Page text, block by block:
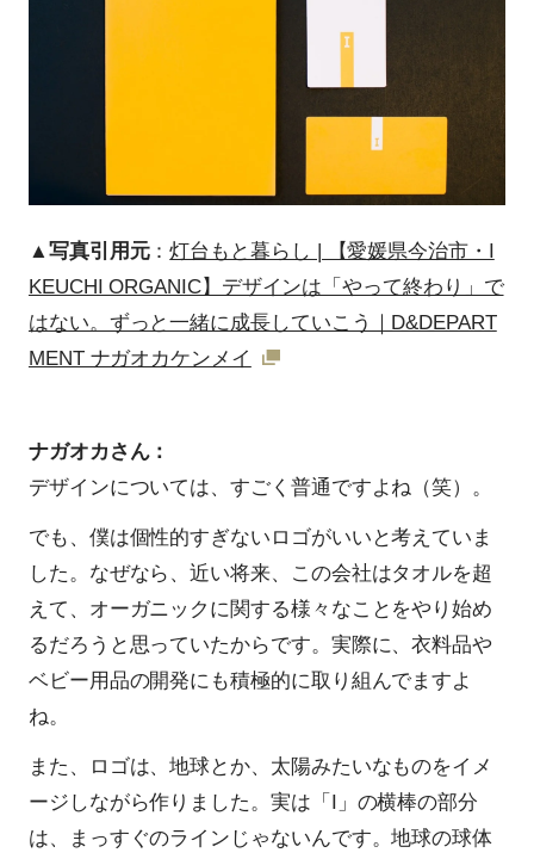
▲写真引用元：灯台もと暮らし | 【愛媛県今治市・I
KEUCHI ORGANIC】デザインは「やって終わり」で
はない。ずっと一緒に成長していこう｜D&DEPART
MENT ナガオカケンメイ
ナガオカさん：
デザインについては、すごく普通ですよね（笑）。
でも、僕は個性的すぎないロゴがいいと考えていま
した。なぜなら、近い将来、この会社はタオルを超
えて、オーガニックに関する様々なことをやり始め
るだろうと思っていたからです。実際に、衣料品や
ベビー用品の開発にも積極的に取り組んでますよ
ね。
また、ロゴは、地球とか、太陽みたいなものをイメ
ージしながら作りました。実は「I」の横棒の部分
は、まっすぐのラインじゃないんです。地球の球体